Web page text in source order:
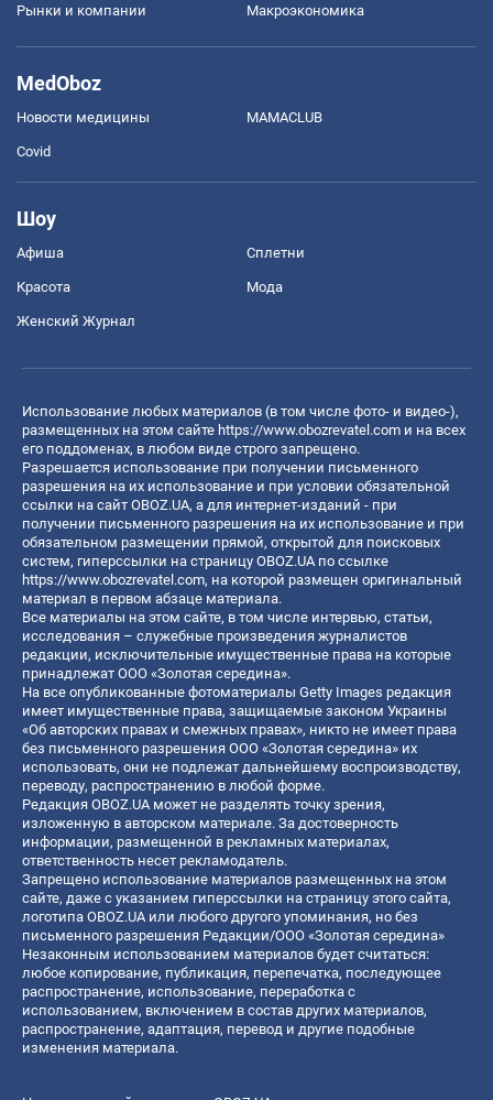
Рынки и компании Mакроэкономика
MedOboz
Новости медицины MAMACLUB
Covid
Шоу
Афиша Сплетни
Красота Мода
Женский Журнал
Использование любых материалов (в том числе фото- и видео-),
размещенных на этом сайте https://www.obozrevatel.com и на всех
его поддоменах, в любом виде строго запрещено.
Разрешается использование при получении письменного
разрешения на их использование и при условии обязательной
ссылки на сайт OBOZ.UA, а для интернет-изданий - при
получении письменного разрешения на их использование и при
обязательном размещении прямой, открытой для поисковых
систем, гиперссылки на страницу OBOZ.UA по ссылке
https://www.obozrevatel.com, на которой размещен оригинальный
материал в первом абзаце материала.
Все материалы на этом сайте, в том числе интервью, статьи,
исследования – служебные произведения журналистов
редакции, исключительные имущественные права на которые
принадлежат ООО «Золотая середина».
На все опубликованные фотоматериалы Getty Images редакция
имеет имущественные права, защищаемые законом Украины
«Об авторских правах и смежных правах», никто не имеет права
без письменного разрешения ООО «Золотая середина» их
использовать, они не подлежат дальнейшему воспроизводству,
переводу, распространению в любой форме.
Редакция OBOZ.UA может не разделять точку зрения,
изложенную в авторском материале. За достоверность
информации, размещенной в рекламных материалах,
ответственность несет рекламодатель.
Запрещено использование материалов размещенных на этом
сайте, даже с указанием гиперссылки на страницу этого сайта,
логотипа OBOZ.UA или любого другого упоминания, но без
письменного разрешения Редакции/ООО «Золотая середина»
Незаконным использованием материалов будет считаться:
любое копирование, публикация, перепечатка, последующее
распространение, использование, переработка с
использованием, включением в состав других материалов,
распространение, адаптация, перевод и другие подобные
изменения материала.